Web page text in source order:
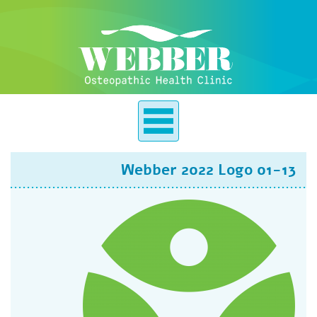
Webber 2022 Logo 01-13